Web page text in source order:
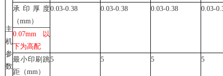
主
机
参
数
承印厚度
（mm）
0.03-0.38 0.03-0.38 0.03-0.38 0.03-
0.07mm以
下为高配
最小印刷跳
距（mm）
5 5 5 5